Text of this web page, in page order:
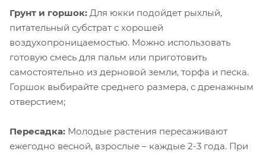
Грунт и горшок: Для юкки подойдет рыхлый,
питательный субстрат с хорошей
воздухопроницаемостью. Можно использовать
готовую смесь для пальм или приготовить
самостоятельно из дерновой земли, торфа и песка.
Горшок выбирайте среднего размера, с дренажным
отверстием;
Пересадка: Молодые растения пересаживают
ежегодно весной, взрослые – каждые 2-3 года. При